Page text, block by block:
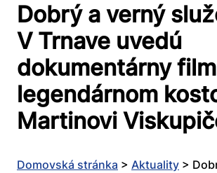
Dobrý a verný
V Trnave uvedú
dokumentárny
legendárnom
Martinovi
Domovská stránka > Aktuality >